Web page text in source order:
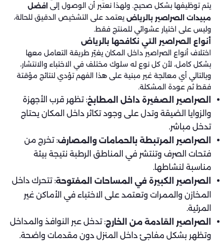
يتم توظيفها بشكل صحيح. ولهذا نعتبر أن الوصول إلى افضل
مبيدات الصراصير بالرياضيعتمد على التشخيص الدقيق للحالة،
وليس على اختيار عشوائي للمنتج فقط.
أنواع الصراصير التي نكافحها بالرياض
اختلاف أنواع الصراصير داخل المكان يغيّر طريقة التعامل معها
بشكل كامل، لأن كل نوع له سلوك مختلف في الاختباء والانتشار،
وبالتالي أي معالجة غير مبنية على هذا الفهم تؤدي لنتائج مؤقتة
فقط ثم عودة المشكلة.
الصراصير الصغيرة داخل المطابخ: تظهر قرب الأجهزة
والزوايا الضيقة وتدل على وجود تكاثر داخل المكان يحتاج
تدخل مباشر.
الصراصير المرتبطة بالحمامات والمصارف: تخرج من
فتحات الصرف وتنتشر في المناطق الرطبة نتيجة بيئة
مناسبة لنشاطها.
الصراصير الكبيرة في المساحات المفتوحة: تتحرك داخل
المخازن والممرات وتعتمد على الاختباء في الأماكن غير
المرئية.
الصراصير القادمة من الخارج: تدخل عبر النوافذ والمداخل
وتظهر بشكل مفاجئ داخل المنزل دون مقدمات واضحة.